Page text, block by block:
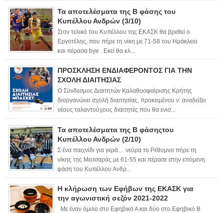
Τα αποτελέσματα της Β φάσης του
Κυπέλλου Ανδρών (3/10)
Στον τελικό του Κυπέλλου της ΕΚΑΣΚ θα βρεθεί ο
Εργοτέλης, που πήρε τη νίκη με 71-58 του Ηράκλειο
και πέρασα bye . Εκεί θα κλ...
ΠΡΟΣΚΛΗΣΗ ΕΝΔΙΑΦΕΡΟΝΤΟΣ ΓΙΑ ΤΗΝ
ΣΧΟΛΗ ΔΙΑΙΤΗΣΙΑΣ
Ο Σύνδεσμος Διαιτητών Καλαθοσφαίρισης Κρήτης
διοργανώνει σχολή διαιτησίας, προκειμένου ν’ αναδείξει
νέους ταλαντούχους διαιτητές που θα ενισ...
Τα αποτελέσματα της Β φάσηςτου
Κυπέλλου Ανδρών (2/10)
Σ ένα παιχνίδι για γερά… νεύρα το Ρέθυμνο πήρε τη
νίκης της Μεσσαράς με 61-55 και πέρασε στην επόμενη
φάση του Κυπέλλου Ανδρ...
Η κλήρωση των Εφήβων της ΕΚΑΣΚ για
την αγωνιστική σεζόν 2021-2022
Με έναν όμιλο στο Εφηβικό Α και δύο στο Εφηβικό Β